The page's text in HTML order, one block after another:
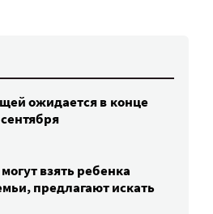
ожидается в конце
взять ребенка
предлагают искать